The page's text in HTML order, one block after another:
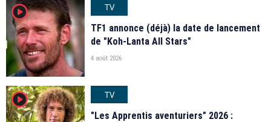
player2
TV
TF1 annonce (déjà) la date de lancement
de "Koh-Lanta All Stars"
4 août 2026
player2
TV
"Les Apprentis aventuriers" 2026 :